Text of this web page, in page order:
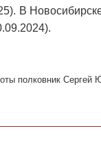
В
полковник Сергей